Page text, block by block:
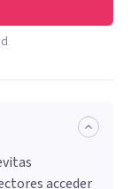
acceder